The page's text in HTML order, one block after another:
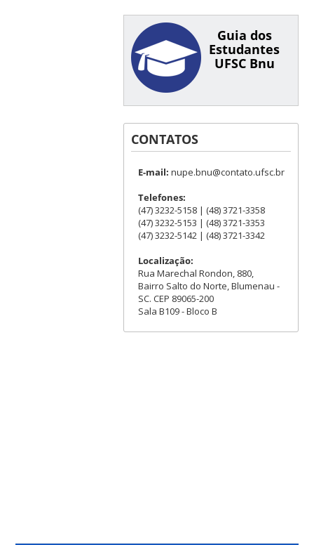
Guia dos
Estudantes
UFSC Bnu
CONTATOS
E-mail: nupe.bnu@contato.ufsc.br
Telefones:
(47) 3232-5158 | (48) 3721-3358
(47) 3232-5153 | (48) 3721-3353
(47) 3232-5142 | (48) 3721-3342
Localização:
Rua Marechal Rondon, 880,
Bairro Salto do Norte, Blumenau -
SC. CEP 89065-200
Sala B109 - Bloco B